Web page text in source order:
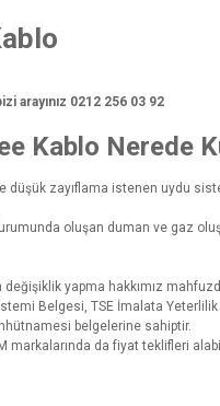
arayınız 0212 256 03 92
Kablo Nerede
düşük zayıflama istenen uydu
oluşan duman ve gaz
değişiklik yapma hakkımız
Belgesi, TSE İmalata
belgelerine sahiptir.
markalarında da fiyat teklifleri